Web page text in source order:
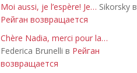
Moi aussi, je l’espère! Je… Sikorsky в
Рейган возвращается
Chère Nadia, merci pour la…
Federica Brunelli в Рейган
возвращается